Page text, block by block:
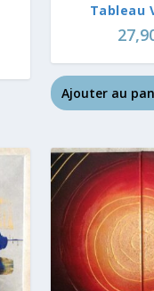
Tableau
Ajouter au